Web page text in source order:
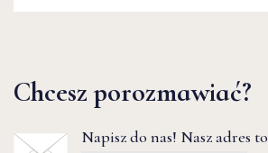
Chcesz porozmawiać?
Napisz do nas! Nasz adres to